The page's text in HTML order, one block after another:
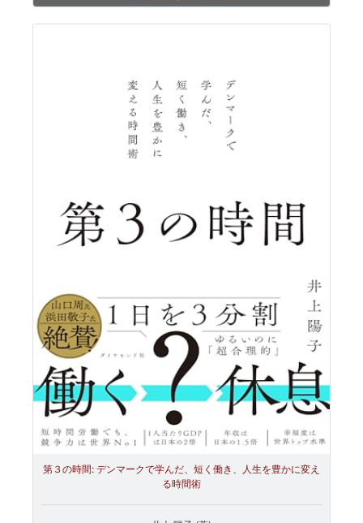
第３の時間: デンマークで学んだ、短く働き、人生を豊かに変え
る時間術